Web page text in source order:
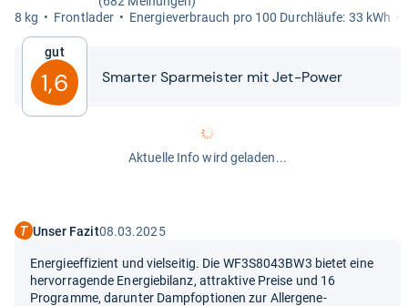
8 kg
Front­la­der Ener­gie­ver­brauch pro 100 Durch­läufe: 33 kWh
Gut
1,6 Smar­ter Spar­meis­ter mit Jet-​​Power
Aktuelle Info wird geladen...
Unser Fazit08.03.2025
Energieeffizient und vielseitig. Die WF3S8043BW3 bietet eine
hervorragende Energiebilanz, attraktive Preise und 16
Programme, darunter Dampfoptionen zur Allergene-